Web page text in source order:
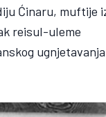
Ćinaru, muftije
reisul-uleme